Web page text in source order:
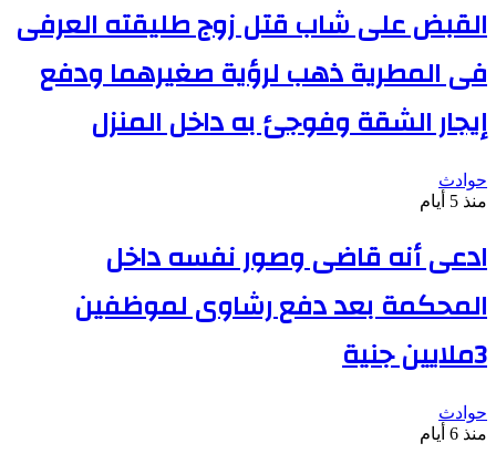
القبض على شاب قتل زوج طليقته العرفى
فى المطرية ذهب لرؤية صغيرهما ودفع
إيجار الشقة وفوجئ به داخل المنزل
حوادث
منذ 5 أيام
ادعى أنه قاضى وصور نفسه داخل
المحكمة بعد دفع رشاوى لموظفين
3ملايين جنية
حوادث
منذ 6 أيام